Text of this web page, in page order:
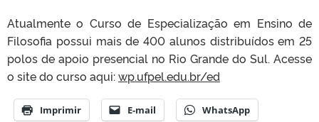
Atualmente o Curso de Especialização em Ensino de
Filosofia possui mais de 400 alunos distribuídos em 25
polos de apoio presencial no Rio Grande do Sul. Acesse
o site do curso aqui:wp.ufpel.edu.br/ed
Imprimir E-mail WhatsApp